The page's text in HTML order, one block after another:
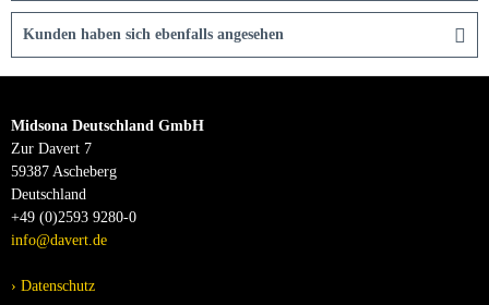
Kunden haben sich ebenfalls angesehen
Midsona Deutschland GmbH
Zur Davert 7
59387 Ascheberg
Deutschland
+49 (0)2593 9280-0
info@davert.de
Datenschutz